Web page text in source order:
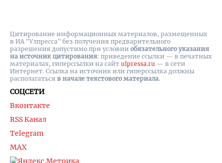
СОЦСЕТИ
Вконтакте
RSS Канал
Telegram
MAX
Цитирование информационных материалов, размещенных
в ИА "Улпресса" без получения предварительного
разрешения допустимо при условии обязательного указания
на источник цитирования: приведение ссылки — в печатных
материалах, гиперссылки на cайт ulpressa.ru — в сети
Интернет. Ссылка на источник или гиперссылка должны
располагаться в начале текстового материала.